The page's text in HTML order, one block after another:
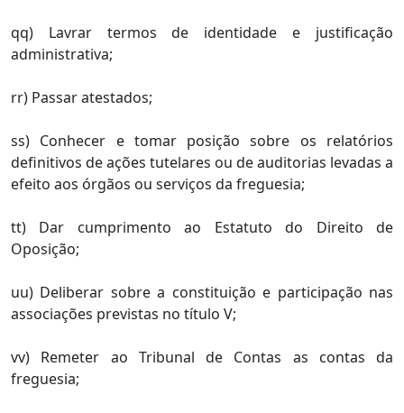
qq) Lavrar termos de identidade e justificação
administrativa;
rr) Passar atestados;
ss) Conhecer e tomar posição sobre os relatórios
definitivos de ações tutelares ou de auditorias levadas a
efeito aos órgãos ou serviços da freguesia;
tt) Dar cumprimento ao Estatuto do Direito de
Oposição;
uu) Deliberar sobre a constituição e participação nas
associações previstas no título V;
vv) Remeter ao Tribunal de Contas as contas da
freguesia;